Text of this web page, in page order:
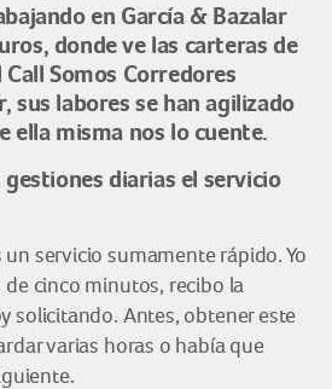
en García & Bazalar
donde ve las carteras de
Somos Corredores
sus labores se han agilizado
ella misma nos lo cuente.
diarias el servicio
servicio sumamente rápido. Yo
de cinco minutos, recibo la
solicitando. Antes, obtener este
varias horas o había que